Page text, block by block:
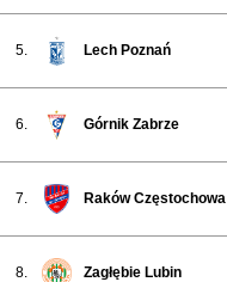
5. Lech Poznań
6. Górnik Zabrze
7. Raków Częstochowa
8. Zagłębie Lubin